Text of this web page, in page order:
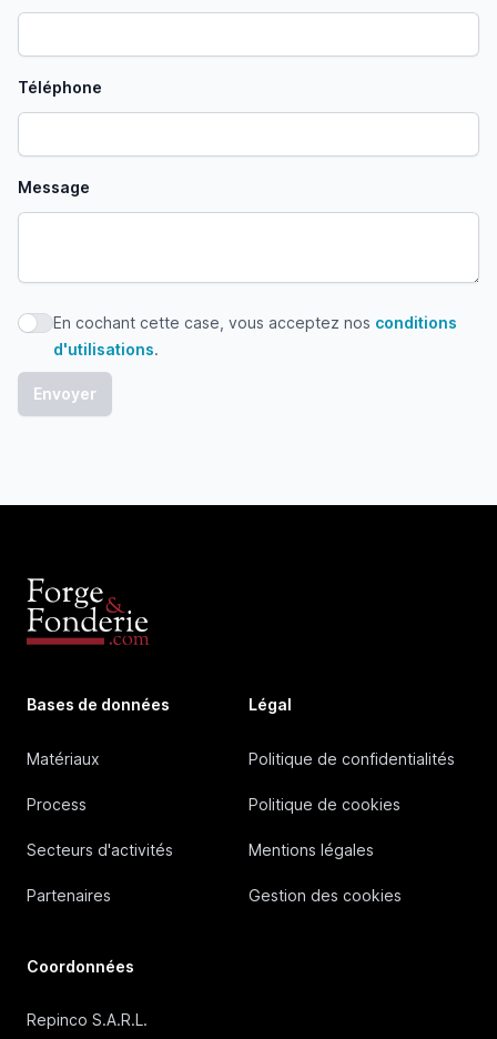
Téléphone
Message
En cochant cette case, vous acceptez nos conditions
En cochant cette case, vous acceptez nos conditions
d'utilisations.
Bases de données
Matériaux
Process
Secteurs d'activités
Partenaires
Légal
Politique de confidentialités
Politique de cookies
Mentions légales
Gestion des cookies
Coordonnées
Repinco S.A.R.L.